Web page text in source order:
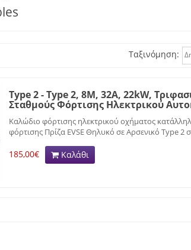
Ταξινόμηση:
Type 2 - Type 2, 8M, 32A, 22kW,
Σταθμούς Φόρτισης Ηλεκτρικού
Καλώδιο φόρτισης ηλεκτρικού οχήματος
φόρτισης Πρίζα EVSE Θηλυκό σε Αρσενικό Type 2
185,00€ Καλάθι